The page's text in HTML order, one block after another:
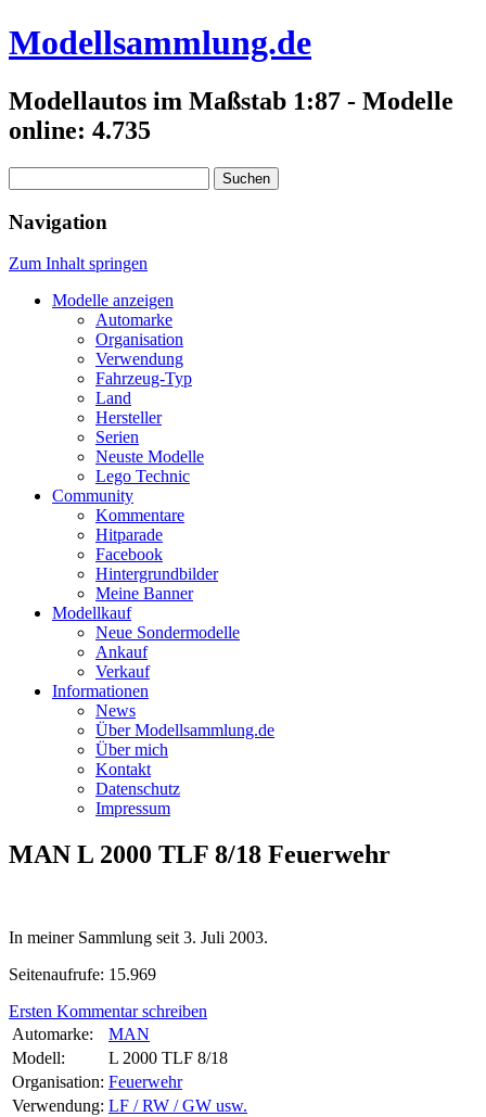
Modellsammlung.de
Modellautos im Maßstab 1:87 - Modelle
online: 4.735
nach:
Navigation
Zum Inhalt springen
Modelle anzeigen
Automarke
Organisation
Verwendung
Fahrzeug-Typ
Land
Hersteller
Serien
Neuste Modelle
Lego Technic
Community
Kommentare
Hitparade
Facebook
Hintergrundbilder
Meine Banner
Modellkauf
Neue Sondermodelle
Ankauf
Verkauf
Informationen
News
Über Modellsammlung.de
Über mich
Kontakt
Datenschutz
Impressum
MAN L 2000 TLF 8/18 Feuerwehr
In meiner Sammlung seit 3. Juli 2003.
Seitenaufrufe: 15.969
Ersten Kommentar schreiben
Automarke:
MAN
Modell:
L 2000 TLF 8/18
Organisation: Feuerwehr
Verwendung: LF / RW / GW usw.